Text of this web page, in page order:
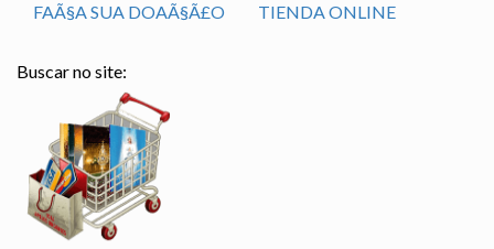
FAÃ§A SUA DOAÃ§Ã£O TIENDA ONLINE
Buscar no site: